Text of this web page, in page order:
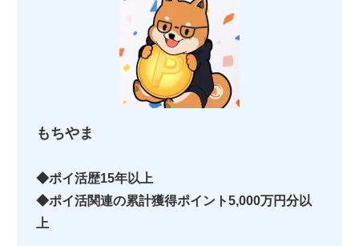
もちやま
◆ポイ活歴15年以上
◆ポイ活関連の累計獲得ポイント5,000万円分以
上